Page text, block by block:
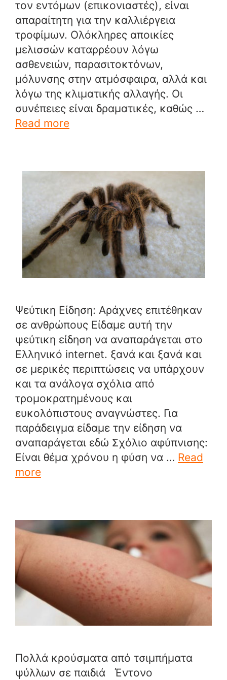
τον εντόμων (επικονιαστές), είναι
απαραίτητη για την καλλιέργεια
τροφίμων. Ολόκληρες αποικίες
μελισσών καταρρέουν λόγω
ασθενειών, παρασιτοκτόνων,
μόλυνσης στην ατμόσφαιρα, αλλά και
λόγω της κλιματικής αλλαγής. Οι
συνέπειες είναι δραματικές, καθώς …
Read more
Ψεύτικη Είδηση: Αράχνες επιτέθηκαν
σε ανθρώπους Είδαμε αυτή την
ψεύτικη είδηση να αναπαράγεται στο
Ελληνικό internet. ξανά και ξανά και
σε μερικές περιπτώσεις να υπάρχουν
και τα ανάλογα σχόλια από
τρομοκρατημένους και
ευκολόπιστους αναγνώστες. Για
παράδειγμα είδαμε την είδηση να
αναπαράγεται εδώ Σχόλιο αφύπνισης:
Είναι θέμα χρόνου η φύση να … Read
more
Πολλά κρούσματα από τσιμπήματα
ψύλλων σε παιδιά Έντονο